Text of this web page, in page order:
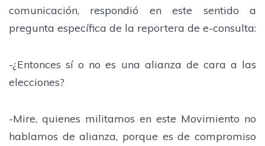
comunicación, respondió en este sentido a
pregunta específica de la reportera de e-consulta:
-¿Entonces sí o no es una alianza de cara a las
elecciones?
-Mire, quienes militamos en este Movimiento no
hablamos de alianza, porque es de compromiso